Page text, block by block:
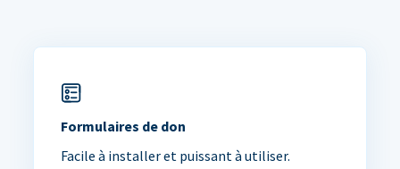
Formulaires de don
Facile à installer et puissant à utiliser.